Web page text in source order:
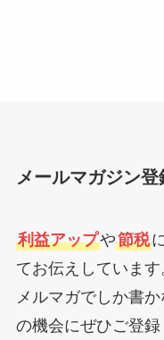
メールマガジン登
利益アップや節税
てお伝えしています
メルマガでしか書
の機会にぜひご登録